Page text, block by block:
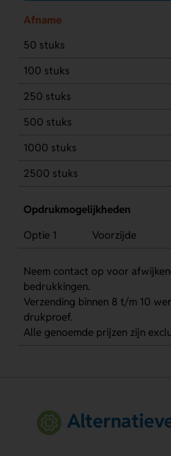
Afname
50 stuks
100 stuks
250 stuks
500 stuks
1000 stuks
2500 stuks
Opdrukmogelijkheden
Optie 1
Voorzijde
Neem contact op voor
bedrukkingen.
Verzending binnen 8 t/m 10
drukproef.
Alle genoemde prijzen zijn